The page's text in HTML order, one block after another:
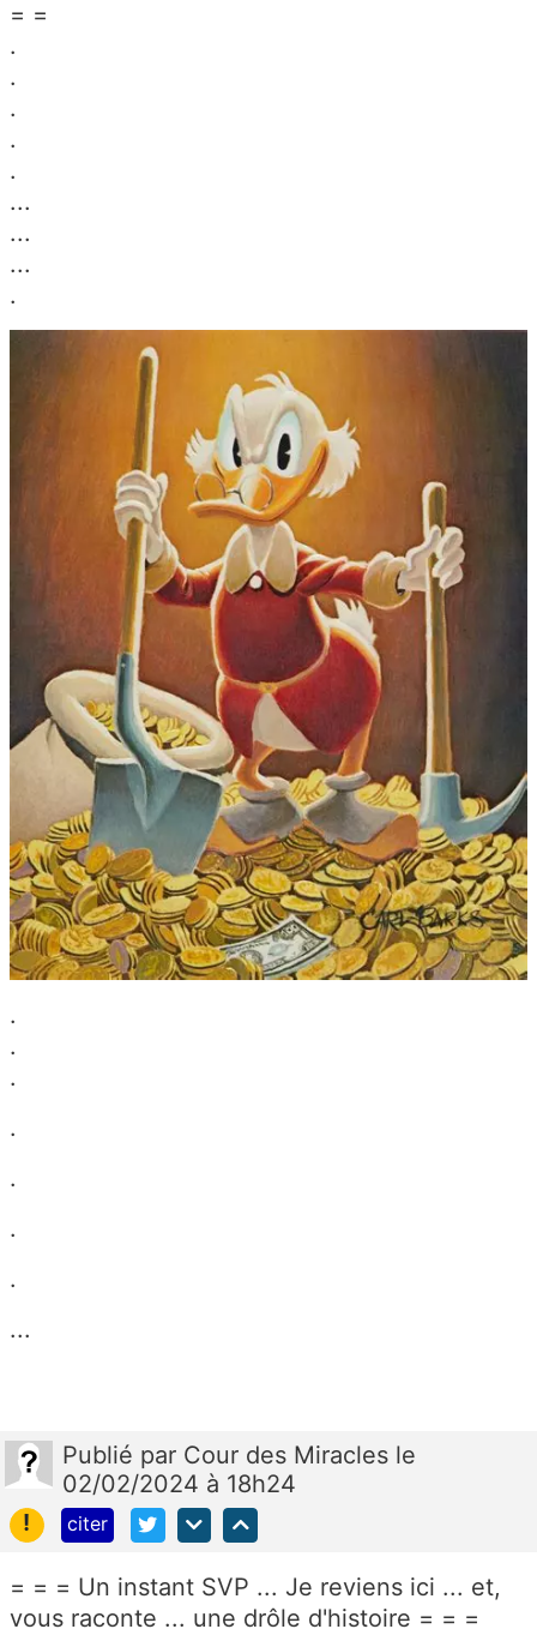
= =
.
.
.
.
.
...
...
...
.
.
.
.
.
.
.
.
...
Publié par Cour des Miracles le
02/02/2024 à 18h24
!
citer
= = = Un instant SVP ... Je reviens ici ... et,
vous raconte ... une drôle d'histoire = = =